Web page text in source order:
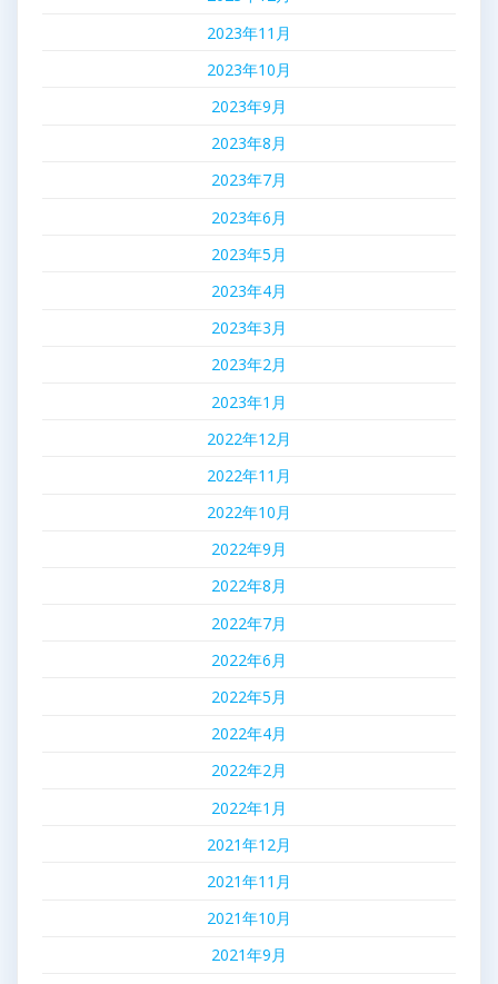
2023年11月
2023年10月
2023年9月
2023年8月
2023年7月
2023年6月
2023年5月
2023年4月
2023年3月
2023年2月
2023年1月
2022年12月
2022年11月
2022年10月
2022年9月
2022年8月
2022年7月
2022年6月
2022年5月
2022年4月
2022年2月
2022年1月
2021年12月
2021年11月
2021年10月
2021年9月